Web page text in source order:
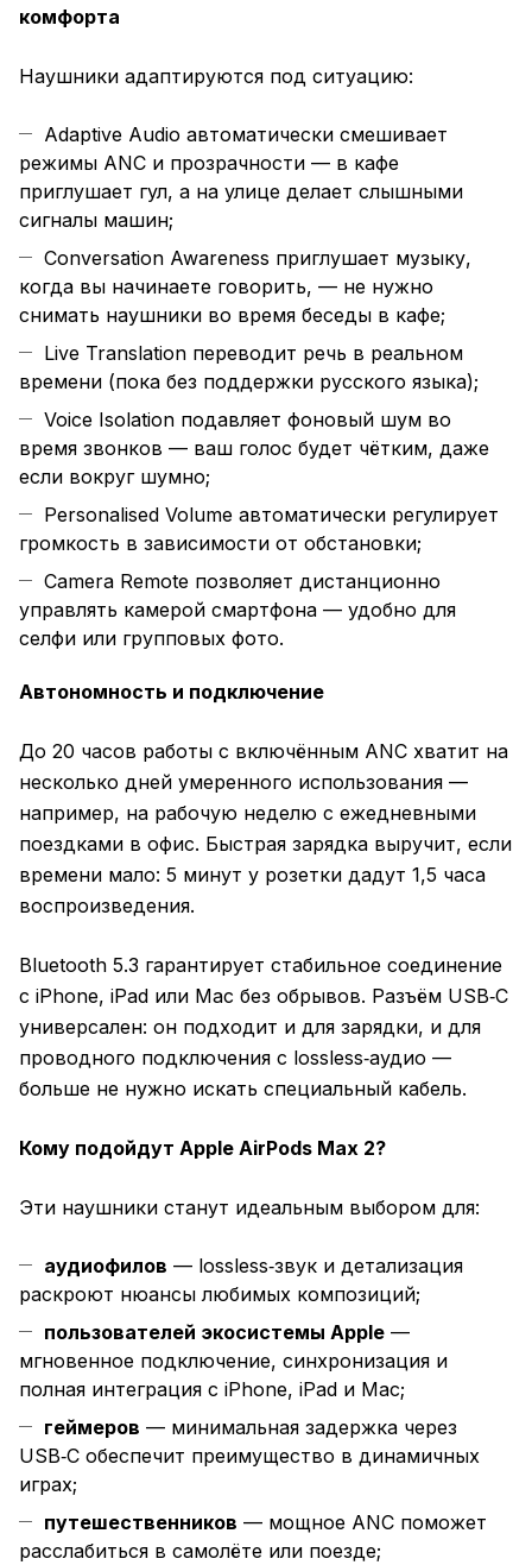
комфорта
Наушники адаптируются под ситуацию:
Adaptive Audio автоматически смешивает
режимы ANC и прозрачности — в кафе
приглушает гул, а на улице делает слышными
сигналы машин;
Conversation Awareness приглушает музыку,
когда вы начинаете говорить, — не нужно
снимать наушники во время беседы в кафе;
Live Translation переводит речь в реальном
времени (пока без поддержки русского языка);
Voice Isolation подавляет фоновый шум во
время звонков — ваш голос будет чётким, даже
если вокруг шумно;
Personalised Volume автоматически регулирует
громкость в зависимости от обстановки;
Camera Remote позволяет дистанционно
управлять камерой смартфона — удобно для
селфи или групповых фото.
Автономность и подключение
До 20 часов работы с включённым ANC хватит на
несколько дней умеренного использования —
например, на рабочую неделю с ежедневными
поездками в офис. Быстрая зарядка выручит, если
времени мало: 5 минут у розетки дадут 1,5 часа
воспроизведения.
Bluetooth 5.3 гарантирует стабильное соединение
с iPhone, iPad или Mac без обрывов. Разъём USB‑C
универсален: он подходит и для зарядки, и для
проводного подключения с lossless‑аудио —
больше не нужно искать специальный кабель.
Кому подойдут Apple AirPods Max 2?
Эти наушники станут идеальным выбором для:
аудиофилов — lossless‑звук и детализация
раскроют нюансы любимых композиций;
пользователей экосистемы Apple —
мгновенное подключение, синхронизация и
полная интеграция с iPhone, iPad и Mac;
геймеров — минимальная задержка через
USB‑C обеспечит преимущество в динамичных
играх;
путешественников — мощное ANC поможет
расслабиться в самолёте или поезде;